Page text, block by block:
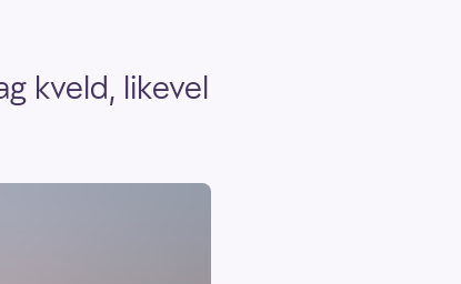
kveld, likevel